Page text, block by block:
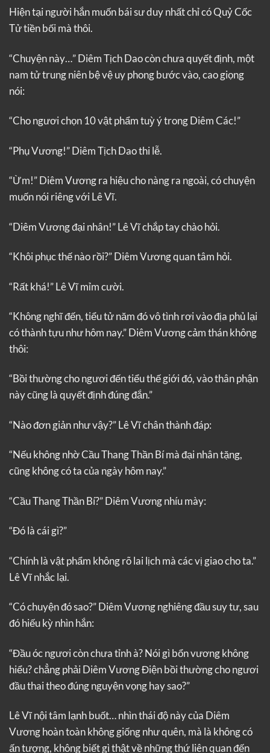
Hiện tại người hắn muốn bái sư duy nhất chỉ có Quỷ Cốc
Tử tiền bối mà thôi.
“Chuyện này…” Diêm Tịch Dao còn chưa quyết định, một
nam tử trung niên bệ vệ uy phong bước vào, cao giọng
nói:
“Cho ngươi chọn 10 vật phẩm tuỳ ý trong Diêm Các!”
“Phụ Vương!” Diêm Tịch Dao thi lễ.
“Ừm!” Diêm Vương ra hiệu cho nàng ra ngoài, có chuyện
muốn nói riêng với Lê Vĩ.
“Diêm Vương đại nhân!” Lê Vĩ chắp tay chào hỏi.
“Khôi phục thế nào rồi?” Diêm Vương quan tâm hỏi.
“Rất khá!” Lê Vĩ mỉm cười.
“Không nghĩ đến, tiểu tử năm đó vô tình rơi vào địa phủ lại
có thành tựu như hôm nay.” Diêm Vương cảm thán không
thôi:
“Bồi thường cho ngươi đến tiểu thế giới đó, vào thân phận
này cũng là quyết định đúng đắn.”
“Nào đơn giản như vậy?” Lê Vĩ chân thành đáp:
“Nếu không nhờ Cầu Thang Thần Bí mà đại nhân tặng,
cũng không có ta của ngày hôm nay.”
“Cầu Thang Thần Bí?” Diêm Vương nhíu mày:
“Đó là cái gì?”
“Chính là vật phẩm không rõ lai lịch mà các vị giao cho ta.”
Lê Vĩ nhắc lại.
“Có chuyện đó sao?” Diêm Vương nghiêng đầu suy tư, sau
đó hiếu kỳ nhìn hắn:
“Đầu óc ngươi còn chưa tỉnh à? Nói gì bổn vương không
hiểu? chẳng phải Diêm Vương Điện bồi thường cho ngươi
đầu thai theo đúng nguyện vọng hay sao?”
Lê Vĩ nội tâm lạnh buốt… nhìn thái độ này của Diêm
Vương hoàn toàn không giống như quên, mà là không có
ấn tượng, không biết gì thật về những thứ liên quan đến